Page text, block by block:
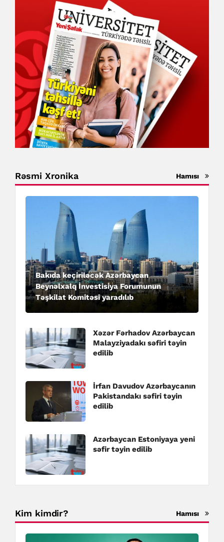
Rəsmi Xronika Hamısı
Bakıda keçiriləcək Azərbaycan
Beynəlxalq İnvestisiya Forumunun
Təşkilat Komitəsi yaradılıb
Xəzər Fərhadov Azərbaycan
Malayziyadakı səfiri təyin
edilib
İrfan Davudov Azərbaycanın
Pakistandakı səfiri təyin
edilib
Azərbaycan Estoniyaya yeni
səfir təyin edilib
Kim kimdir? Hamısı